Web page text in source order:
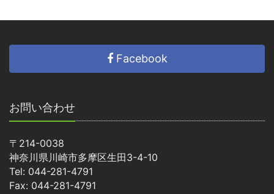
Facebook
お問い合わせ
〒214-0038
神奈川県川崎市多摩区生田3-4-10
Tel: 044-281-4791
Fax: 044-281-4791